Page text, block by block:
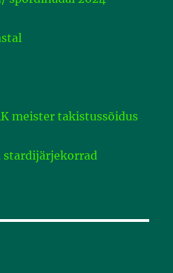
meister takistussõidus
stardijärjekorrad